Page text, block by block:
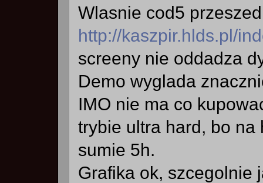
Wlasnie cod5
http://kaszpir.hlds.pl/
screeny nie oddadza
Demo wyglada
IMO nie ma co
trybie ultra hard, bo
sumie 5h.
Grafika ok, szcegolnie